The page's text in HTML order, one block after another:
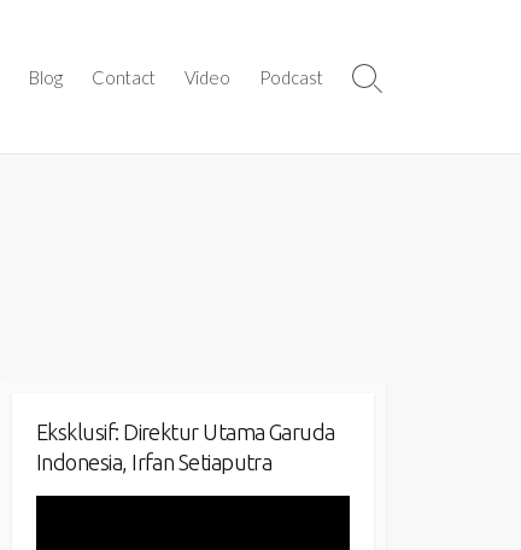
Blog Contact Video Podcast
Search
Eksklusif: Direktur Utama Garuda
Indonesia, Irfan Setiaputra